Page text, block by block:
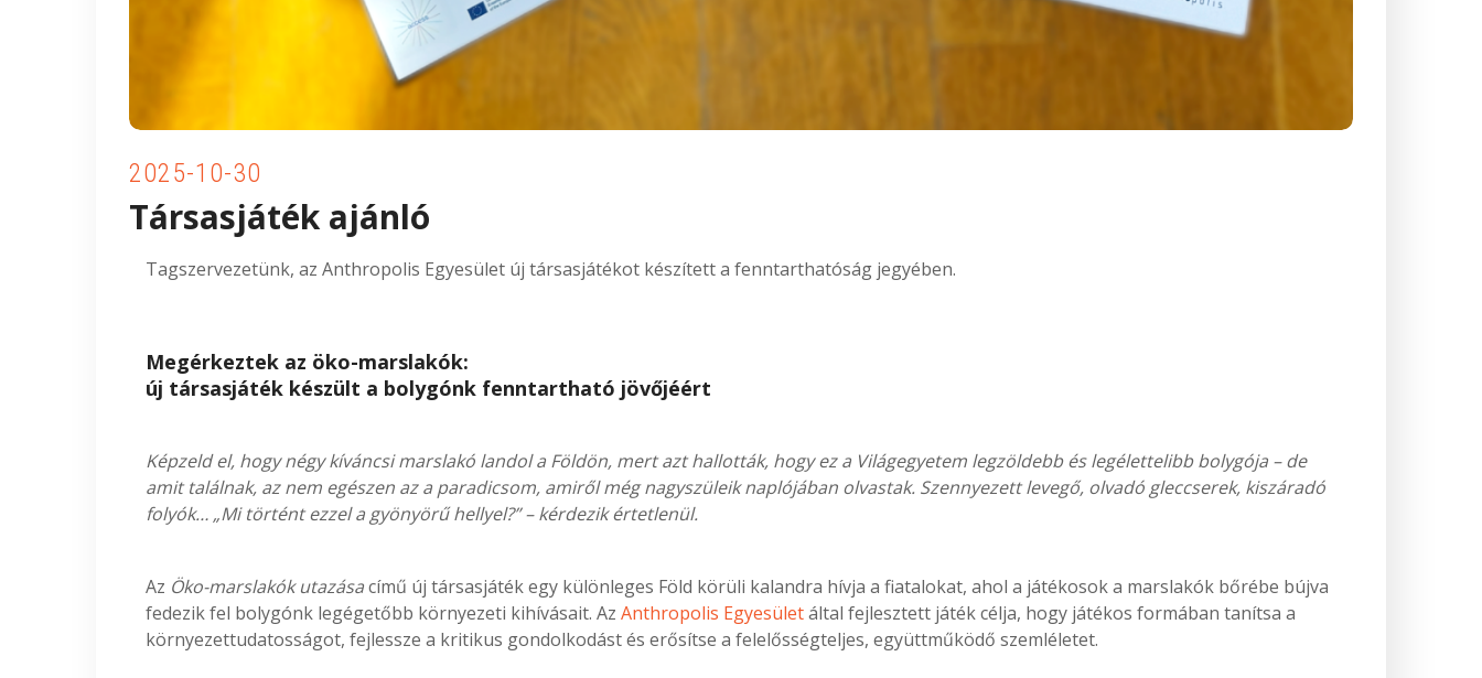
2025-10-30
Társasjáték ajánló
Tagszervezetünk, az Anthropolis Egyesület új társasjátékot készített a fenntarthatóság jegyében.
Megérkeztek az öko-marslakók:
új társasjáték készült a bolygónk fenntartható jövőjéért
Képzeld el, hogy négy kíváncsi marslakó landol a Földön, mert azt hallották, hogy ez a Világegyetem legzöldebb és legélettelibb bolygója – de
amit találnak, az nem egészen az a paradicsom, amiről még nagyszüleik naplójában olvastak. Szennyezett levegő, olvadó gleccserek, kiszáradó
folyók… „Mi történt ezzel a gyönyörű hellyel?” – kérdezik értetlenül.
Az Öko-marslakók utazásacímű új társasjáték egy különleges Föld körüli kalandra hívja a fiatalokat, ahol a játékosok a marslakók bőrébe bújva
fedezik fel bolygónk legégetőbb környezeti kihívásait. Az Anthropolis Egyesületáltal fejlesztett játék célja, hogy játékos formában tanítsa a
környezettudatosságot, fejlessze a kritikus gondolkodást és erősítse a felelősségteljes, együttműködő szemléletet.